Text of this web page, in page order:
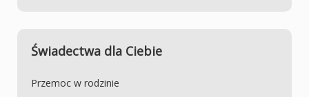
Świadectwa dla Ciebie
Przemoc w rodzinie